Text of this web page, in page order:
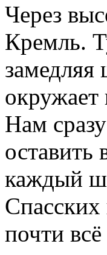
Через
Кремль.
замедляя
Нам
каждый
почти